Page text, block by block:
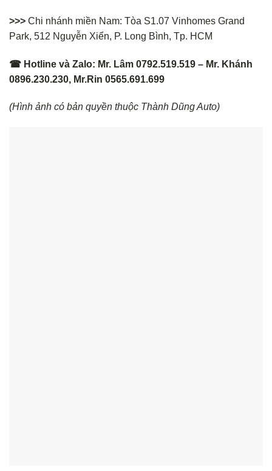
>>> Chi nhánh miền Nam: Tòa S1.07 Vinhomes Grand
Park, 512 Nguyễn Xiển, P. Long Bình, Tp. HCM
☎ Hotline và Zalo: Mr. Lâm 0792.519.519 – Mr. Khánh
0896.230.230, Mr.Rin 0565.691.699
(Hình ảnh có bản quyền thuộc Thành Dũng Auto)